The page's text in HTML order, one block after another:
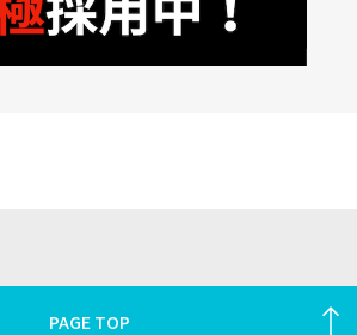
PAGE TOP